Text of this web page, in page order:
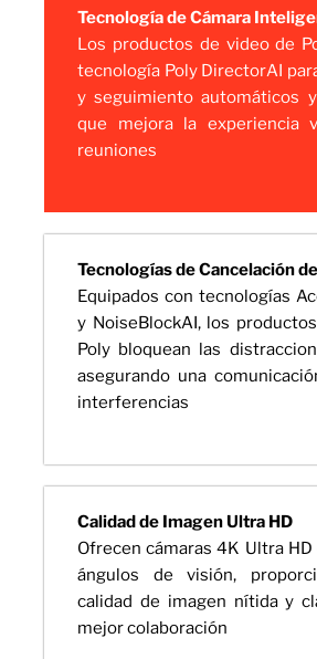
Tecnología de Cámara
Los productos de video de
tecnología Poly DirectorAI
y seguimiento automáticos
que mejora la experiencia
reuniones
Tecnologías de Cancelación
Equipados con tecnologías
y NoiseBlockAI, los
Poly bloquean las
asegurando una
interferencias
Calidad de Imagen Ultra HD
Ofrecen cámaras 4K Ultra
ángulos de visión,
calidad de imagen nítida y
mejor colaboración